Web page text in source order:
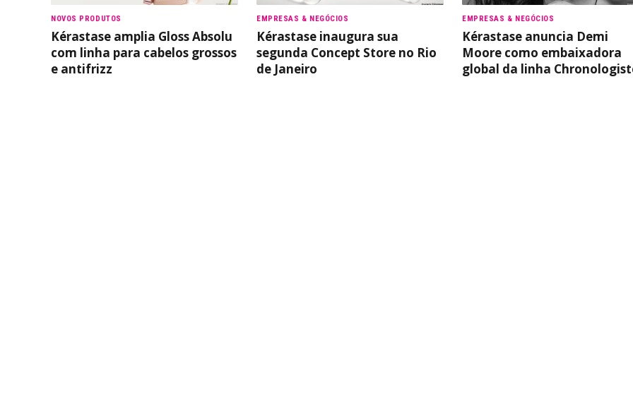
NOVOS PRODUTOS
Kérastase amplia Gloss Absolu
com linha para cabelos grossos
e antifrizz
EMPRESAS & NEGÓCIOS
Kérastase inaugura sua
segunda Concept Store no Rio
de Janeiro
EMPRESAS & NEGÓCIOS
Kérastase anuncia Demi
Moore como embaixadora
global da linha